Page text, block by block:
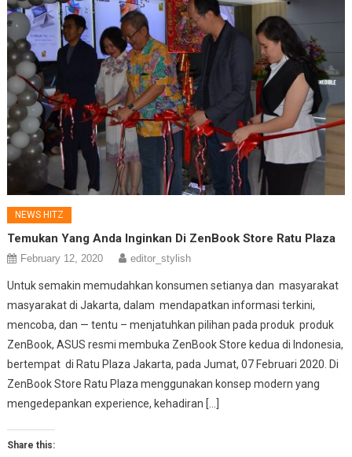
NEWS HITZ
Temukan Yang Anda Inginkan Di ZenBook Store Ratu Plaza
February 12, 2020 editor_stylish
Untuk semakin memudahkan konsumen setianya dan masyarakat
masyarakat di Jakarta, dalam mendapatkan informasi terkini,
mencoba, dan — tentu – menjatuhkan pilihan pada produk produk
ZenBook, ASUS resmi membuka ZenBook Store kedua di Indonesia,
bertempat di Ratu Plaza Jakarta, pada Jumat, 07 Februari 2020. Di
ZenBook Store Ratu Plaza menggunakan konsep modern yang
mengedepankan experience, kehadiran […]
Share this: